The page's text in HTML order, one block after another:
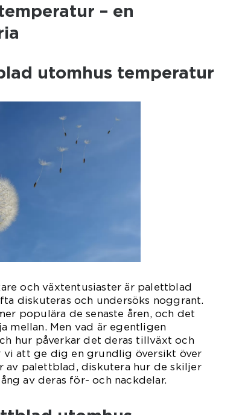
– en
utomhus temperatur
och växtentusiaster är palettblad
diskuteras och undersöks noggrant.
populära de senaste åren, och det
mellan. Men vad är egentligen
hur påverkar det deras tillväxt och
vi att ge dig en grundlig översikt över
av palettblad, diskutera hur de skiljer
av deras för- och nackdelar.